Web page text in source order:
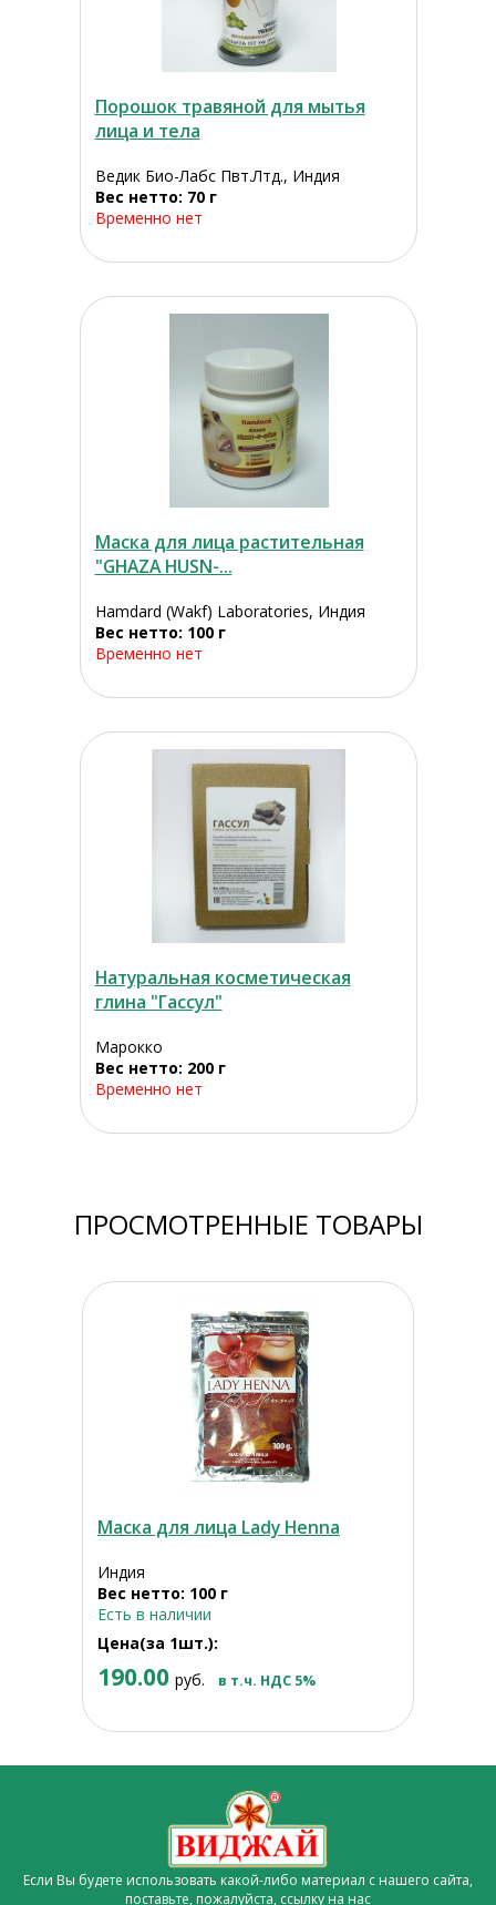
Порошок травяной для мытья
лица и тела
Ведик Био-Лабс Пвт.Лтд., Индия
Вес нетто: 70 г
Временно нет
Маска для лица растительная
"GHAZA HUSN-...
Hamdard (Wakf) Laboratories, Индия
Вес нетто: 100 г
Временно нет
Натуральная косметическая
глина "Гассул"
Марокко
Вес нетто: 200 г
Временно нет
ПРОСМОТРЕННЫЕ ТОВАРЫ
Маска для лица Lady Henna
Индия
Вес нетто: 100 г
Есть в наличии
Цена(за 1шт.):
190.00 руб. в т.ч. НДС 5%
Если Вы будете использовать какой-либо материал с нашего сайта,
поставьте, пожалуйста, ссылку на нас